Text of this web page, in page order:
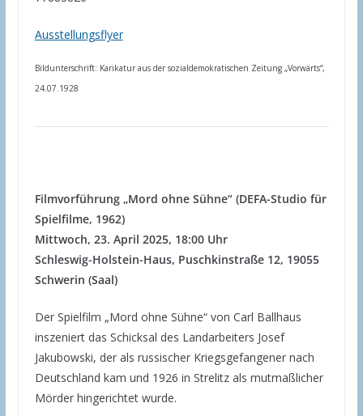
Ausstellungsflyer
Bildunterschrift: Karikatur aus der sozialdemokratischen Zeitung „Vorwärts“,
24.07.1928
Filmvorführung „Mord ohne Sühne“ (DEFA-Studio für
Spielfilme, 1962)
Mittwoch, 23. April 2025, 18:00 Uhr
Schleswig-Holstein-Haus, Puschkinstraße 12, 19055
Schwerin (Saal)
Der Spielfilm „Mord ohne Sühne“ von Carl Ballhaus
inszeniert das Schicksal des Landarbeiters Josef
Jakubowski, der als russischer Kriegsgefangener nach
Deutschland kam und 1926 in Strelitz als mutmaßlicher
Mörder hingerichtet wurde.